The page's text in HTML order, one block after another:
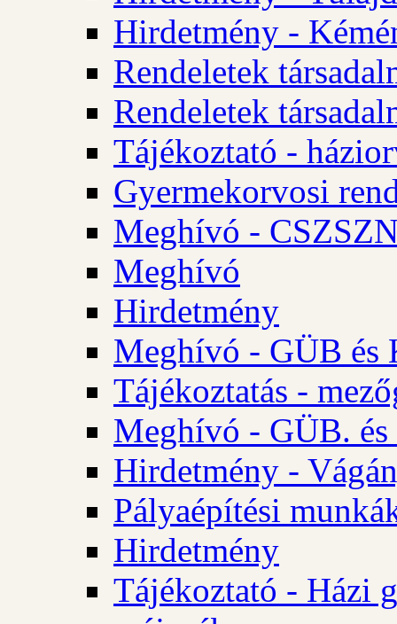
Hirdetmény -
Rendeletek
Rendeletek
Tájékoztató -
Gyermekorvosi
Meghívó -
Meghívó
Hirdetmény
Meghívó - GÜB és
Tájékoztatás -
Meghívó - GÜB.
Hirdetmény -
Pályaépítési
Hirdetmény
Tájékoztató - Házi